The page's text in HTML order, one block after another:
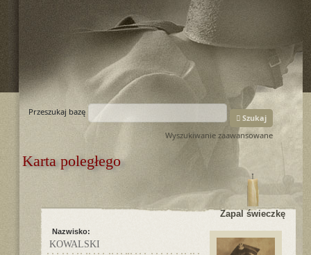
Przeszukaj bazę
Szukaj
Wyszukiwanie zaawansowane
Karta poległego
Zapal świeczkę
Nazwisko:
KOWALSKI